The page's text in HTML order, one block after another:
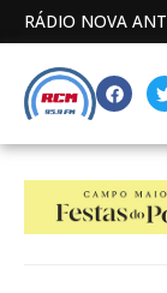
RÁDIO NOVA